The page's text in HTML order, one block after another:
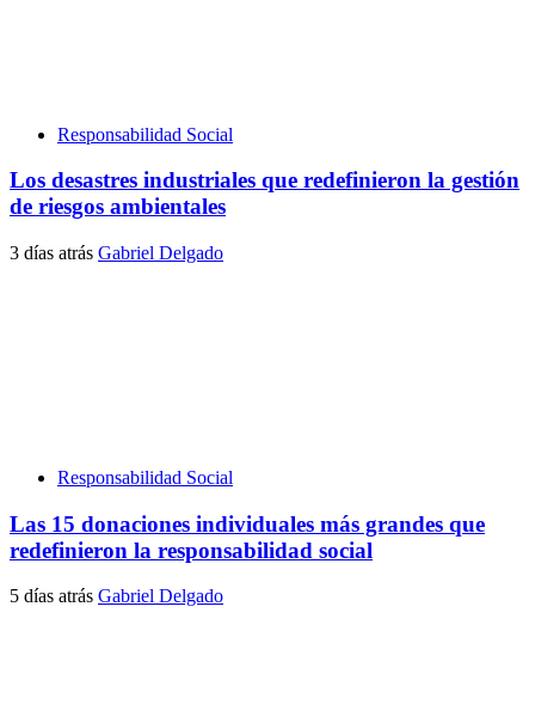
Responsabilidad Social
Los desastres industriales que redefinieron la gestión
de riesgos ambientales
3 días atrás Gabriel Delgado
Responsabilidad Social
Las 15 donaciones individuales más grandes que
redefinieron la responsabilidad social
5 días atrás Gabriel Delgado